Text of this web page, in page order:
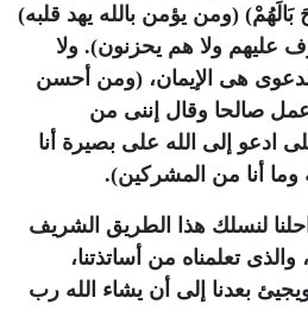
(ومن يؤمن بالله يهد قلبه)
عليهم ولا هم يحزنون). ولا
هى الإيمان، (ومن أحسن
صالحا وقال إننى من
ادعو إلى الله على بصيرة أنا
وما أنا من المشركين).
لنسلك هذا الطريق الشريف
تعلمناه من أساتذتنا،
بعدنا إلى أن يشاء الله رب